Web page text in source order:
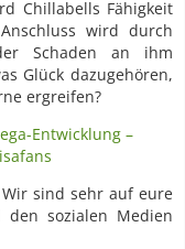
Chillabells Fähigkeit
wird durch
Schaden an ihm
Glück dazugehören,
ergreifen?
Entwicklung –
sind sehr auf eure
sozialen Medien